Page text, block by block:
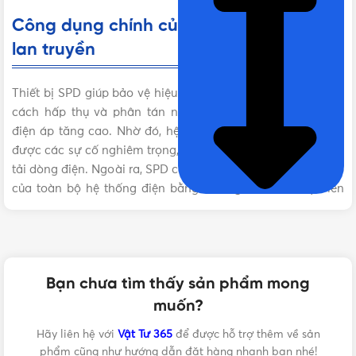
Công dụng chính của thiết bị chống sét
lan truyền
Thiết bị SPD giúp bảo vệ hiệu quả các thiết bị điện tử bằng
cách hấp thụ và phân tán năng lượng từ dòng sét hoặc
điện áp tăng cao. Nhờ đó, hệ thống điện của bạn sẽ tránh
được các sự cố nghiêm trọng, đặc biệt là cháy nổ hoặc quá
tải dòng điện. Ngoài ra, SPD còn góp phần gia tăng tuổi thọ
của toàn bộ hệ thống điện bằng cách giảm tải áp lực lên
SPD của Panasonic sở hữu hiệu suất vượt trội, với khả năng
cắt dòng lên đến 40-60 kA. Thiết kế sản phẩm nhỏ gọn và
thông minh, phù hợp cho việc lắp đặt trên thanh rail hoặc
sử dụng độc lập. Các dòng SPD này đáp ứng các tiêu
Bạn chưa tìm thấy sản phẩm mong
muốn?
Hãy liên hệ với Vật Tư 365để được hỗ trợ thêm về sản
phẩm cũng như hướng dẫn đặt hàng nhanh bạn nhé!